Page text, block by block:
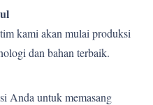
kami akan mulai produksi
dan bahan terbaik.
Anda untuk memasang